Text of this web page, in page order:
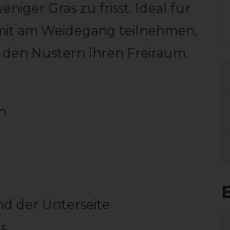
Gras zu frisst. Ideal für
am Weidegang teilnehmen,
Nüstern íhren Freiraum.
der Unterseite